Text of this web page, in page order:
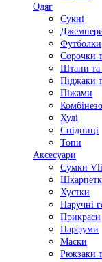
Одяг
Сукні
Футболки
Сорочки
Штани та
Піджаки
Піжами
Худі
Спідниці
Топи
Аксесуари
Сумки
Хустки
Наручні
Прикраси
Парфуми
Маски
Рюкзаки